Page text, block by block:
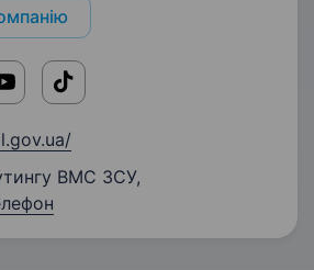
ВМС ЗСУ,